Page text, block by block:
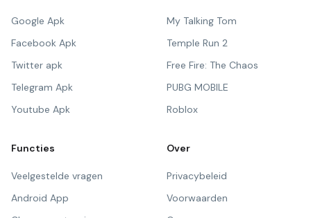
Google Apk
Facebook Apk
Twitter apk
Telegram Apk
Youtube Apk
My Talking Tom
Temple Run 2
Free Fire: The Chaos
PUBG MOBILE
Roblox
Functies
Veelgestelde vragen
Android App
Over
Privacybeleid
Voorwaarden